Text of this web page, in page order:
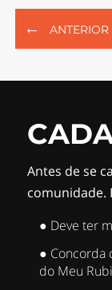
← ANTERIOR
Antes de se
comunidade.
● Deve ter
● Concorda
do Meu Rubi